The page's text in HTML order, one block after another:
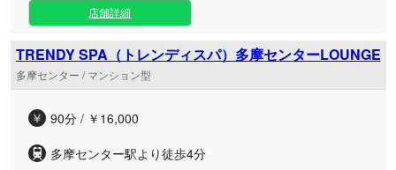
ンは24時間営業となっており、洗練された贅沢なルームでの
施術はもちろん、東京全域への出張サービスにも対応してお
ります。お仕事帰りや深夜のひとときなど、お客様のご都合
に合わせていつでも至高のメンズエステをご堪能いただけま
す。 選び抜かれたセラピストたちによる洗練された技術と心
お約束いたします。他では味わえない、完成された極上のリ
店舗詳細
TRENDY SPA（トレンディスパ）多摩センターLOUNGE
多摩センター / マンション型
90分 / ￥16,000
多摩センター駅より徒歩4分